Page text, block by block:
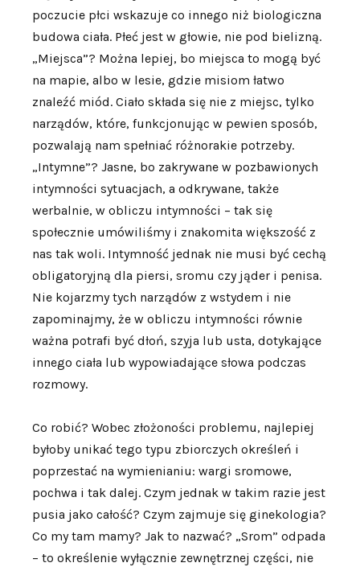
poczucie płci wskazuje co innego niż biologiczna
budowa ciała. Płeć jest w głowie, nie pod bielizną.
„Miejsca”? Można lepiej, bo miejsca to mogą być
na mapie, albo w lesie, gdzie misiom łatwo
znaleźć miód. Ciało składa się nie z miejsc, tylko
narządów, które, funkcjonując w pewien sposób,
pozwalają nam spełniać różnorakie potrzeby.
„Intymne”? Jasne, bo zakrywane w pozbawionych
intymności sytuacjach, a odkrywane, także
werbalnie, w obliczu intymności – tak się
społecznie umówiliśmy i znakomita większość z
nas tak woli. Intymność jednak nie musi być cechą
obligatoryjną dla piersi, sromu czy jąder i penisa.
Nie kojarzmy tych narządów z wstydem i nie
zapominajmy, że w obliczu intymności równie
ważna potrafi być dłoń, szyja lub usta, dotykające
innego ciała lub wypowiadające słowa podczas
rozmowy.
Co robić? Wobec złożoności problemu, najlepiej
byłoby unikać tego typu zbiorczych określeń i
poprzestać na wymienianiu: wargi sromowe,
pochwa i tak dalej. Czym jednak w takim razie jest
pusia jako całość? Czym zajmuje się ginekologia?
Co my tam mamy? Jak to nazwać? „Srom” odpada
– to określenie wyłącznie zewnętrznej części, nie